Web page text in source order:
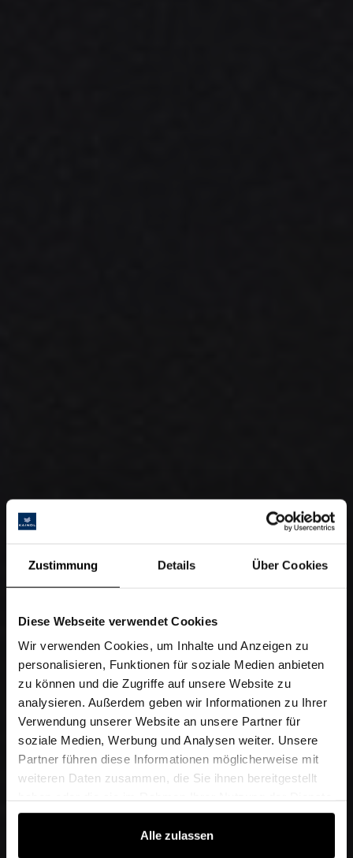
Zustimmung Details Über Cookies
Diese Webseite verwendet Cookies
Wir verwenden Cookies, um Inhalte und Anzeigen zu
personalisieren, Funktionen für soziale Medien anbieten
zu können und die Zugriffe auf unsere Website zu
analysieren. Außerdem geben wir Informationen zu Ihrer
Verwendung unserer Website an unsere Partner für
soziale Medien, Werbung und Analysen weiter. Unsere
Partner führen diese Informationen möglicherweise mit
weiteren Daten zusammen, die Sie ihnen bereitgestellt
gesammelt haben.
Alle zulassen